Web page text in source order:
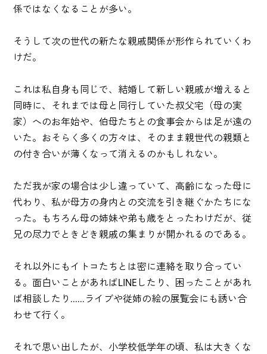
係ではなくなることが多い。
そうして次の世代の新たな親戚関係が形作られていくわ
けだ。
これは私自身も同じで、結婚して新しい親戚が増えると
同時に、それまでは母と同行していた叔父宅（母の実
家）へのお年始や、伯母たちとの食事会からは足が遠の
いた。おそらく多くの方々は、そのまま親世代の親類と
の付き合いが薄くなって消えるのかもしれない。
ただ我が家の場合は少し違っていて、高齢になった母に
代わり、私が母方の身内との交流を引き継ぐかたちにな
った。もちろん母の姉妹や弟も歳をとったわけだが、従
兄の尽力でときどき親戚の集まりが開かれるのである。
それ以外にもイトコたちとは密に連絡を取り合ってい
る。面白いことがあればLINEしたり、困ったことがあれ
ば相談したり......ライブや従姉の絵の展覧会にも誘い合
わせて行く。
それで思い出したが、小学校低学年の頃、私は大きくな